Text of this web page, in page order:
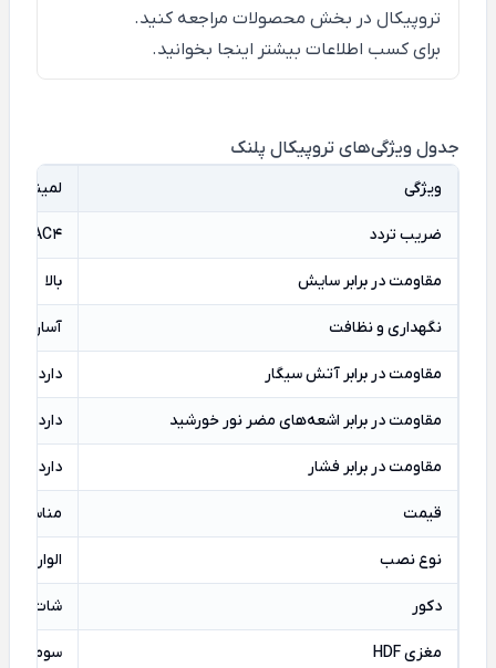
تروپیکال در بخش محصولات مراجعه کنید.
برای کسب اطلاعات بیشتر اینجا بخوانید.
جدول ویژگی‌های تروپیکال پلنک
ویژگی لمینت Tropical Planck
ضریب تردد AC4
مقاومت در برابر سایش بالا
نگهداری ونظافت آسان
مقاومت در برابر آتش سیگار دارد
مقاومت در برابر اشعه‌های مضر نور خورشید دارد
مقاومت در برابر فشار دارد
قیمت مناسب‌تر
نوع نصب الواری
دکور شات
مغزی HDF سوماترا